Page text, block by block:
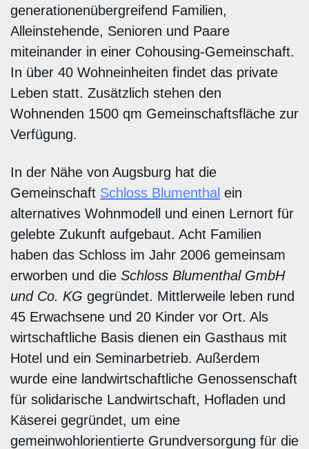
generationenübergreifend Familien,
Alleinstehende, Senioren und Paare
miteinander in einer Cohousing-Gemeinschaft.
In über 40 Wohneinheiten findet das private
Leben statt. Zusätzlich stehen den
Wohnenden 1500 qm Gemeinschaftsfläche zur
Verfügung.
In der Nähe von Augsburg hat die
Gemeinschaft Schloss Blumenthal ein
alternatives Wohnmodell und einen Lernort für
gelebte Zukunft aufgebaut. Acht Familien
haben das Schloss im Jahr 2006 gemeinsam
erworben und die Schloss Blumenthal GmbH
und Co. KG gegründet. Mittlerweile leben rund
45 Erwachsene und 20 Kinder vor Ort. Als
wirtschaftliche Basis dienen ein Gasthaus mit
Hotel und ein Seminarbetrieb. Außerdem
wurde eine landwirtschaftliche Genossenschaft
für solidarische Landwirtschaft, Hofladen und
Käserei gegründet, um eine
gemeinwohlorientierte Grundversorgung für die